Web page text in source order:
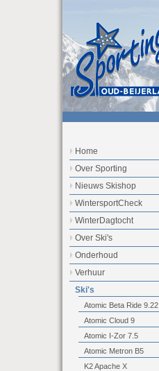
Home
Over Sporting
Nieuws Skishop
WintersportCheck
WinterDagtocht
Over Ski's
Onderhoud
Verhuur
Ski's
Atomic Beta Ride 9.22
Atomic Cloud 9
Atomic I-Zor 7.5
Atomic Metron B5
K2 Apache X